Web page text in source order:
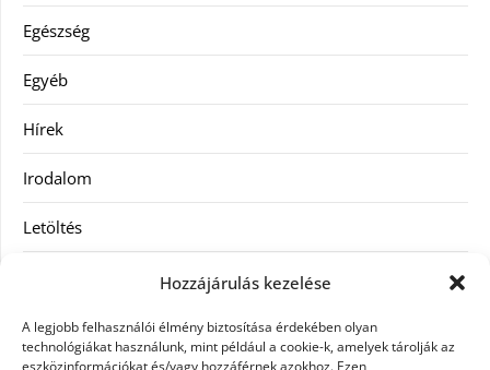
Hozzájárulás kezelése
A legjobb felhasználói élmény biztosítása érdekében olyan
technológiákat használunk, mint például a cookie-k, amelyek tárolják az
eszközinformációkat és/vagy hozzáférnek azokhoz. Ezen
Egészség
Egyéb
Hírek
Irodalom
Letöltés
SEO